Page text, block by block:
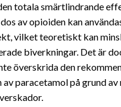
totala smärtlindrande
av opioiden kan
vilket teoretiskt kan
biverkningar. Det är
överskrida den
av paracetamol på grund